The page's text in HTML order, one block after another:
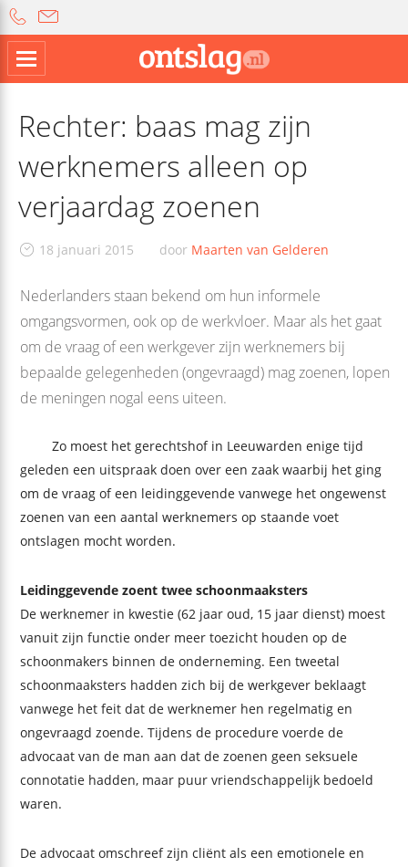
Rechter: baas mag zijn
werknemers alleen op
verjaardag zoenen
18 januari 2015 door Maarten van Gelderen
Nederlanders staan bekend om hun informele
omgangsvormen, ook op de werkvloer. Maar als het gaat
om de vraag of een werkgever zijn werknemers bij
bepaalde gelegenheden (ongevraagd) mag zoenen, lopen
de meningen nogal eens uiteen.
Zo moest het gerechtshof in Leeuwarden enige tijd
geleden een uitspraak doen over een zaak waarbij het ging
om de vraag of een leidinggevende vanwege het ongewenst
zoenen van een aantal werknemers op staande voet
ontslagen mocht worden.
Leidinggevende zoent twee schoonmaaksters
De werknemer in kwestie (62 jaar oud, 15 jaar dienst) moest
vanuit zijn functie onder meer toezicht houden op de
schoonmakers binnen de onderneming. Een tweetal
schoonmaaksters hadden zich bij de werkgever beklaagt
vanwege het feit dat de werknemer hen regelmatig en
ongevraagd zoende. Tijdens de procedure voerde de
advocaat van de man aan dat de zoenen geen seksuele
connotatie hadden, maar puur vriendschappelijk bedoeld
waren.
De advocaat omschreef zijn cliënt als een emotionele en